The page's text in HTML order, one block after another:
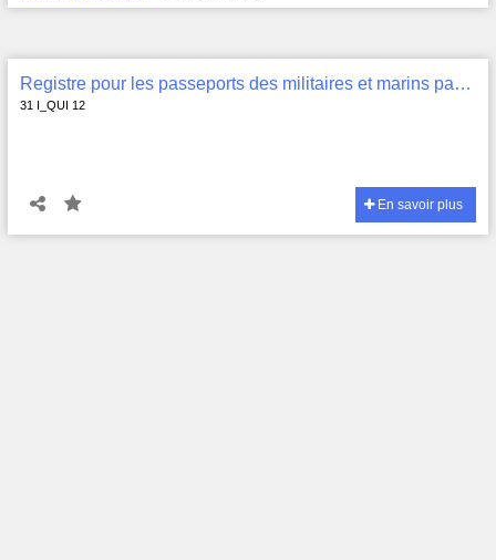
Registre pour les passeports des militaires et marins passants , 31 I_QUI 12
31 I_QUI 12
En savoir plus